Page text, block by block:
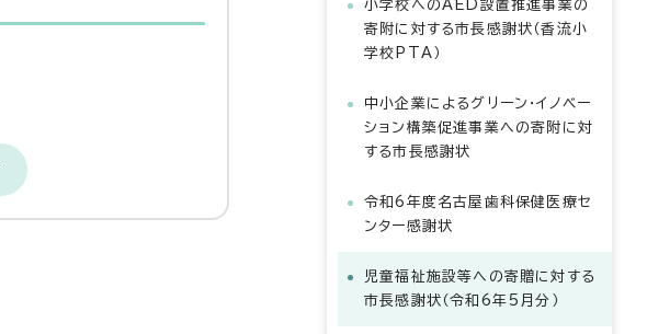
小学校へのAED設置推進事業の
寄附に対する市長感謝状（香流小
学校PTA）
中小企業によるグリーン・イノベー
ション構築促進事業への寄附に対
する市長感謝状
令和6年度名古屋歯科保健医療セ
ンター感謝状
児童福祉施設等への寄贈に対する
市長感謝状（令和6年5月分）